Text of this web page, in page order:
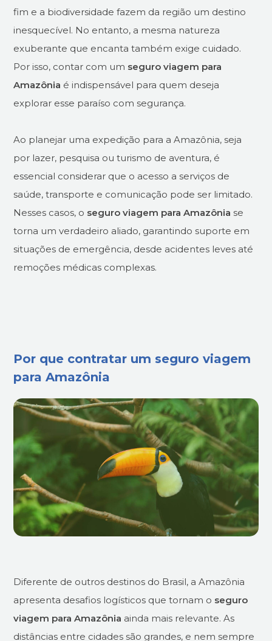
fim e a biodiversidade fazem da região um destino
inesquecível. No entanto, a mesma natureza
exuberante que encanta também exige cuidado.
Por isso, contar com um seguro viagem para
Amazônia é indispensável para quem deseja
explorar esse paraíso com segurança.
Ao planejar uma expedição para a Amazônia, seja
por lazer, pesquisa ou turismo de aventura, é
essencial considerar que o acesso a serviços de
saúde, transporte e comunicação pode ser limitado.
Nesses casos, o seguro viagem para Amazônia se
torna um verdadeiro aliado, garantindo suporte em
situações de emergência, desde acidentes leves até
remoções médicas complexas.
Por que contratar um seguro viagem
para Amazônia
Diferente de outros destinos do Brasil, a Amazônia
apresenta desafios logísticos que tornam o seguro
viagem para Amazônia ainda mais relevante. As
distâncias entre cidades são grandes, e nem sempre